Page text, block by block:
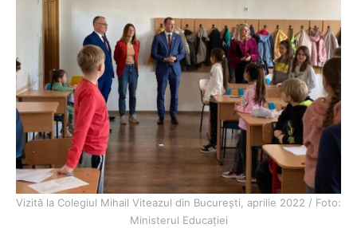
Vizită la Colegiul Mihail Viteazul din București, aprilie 2022 / Foto:
Ministerul Educației